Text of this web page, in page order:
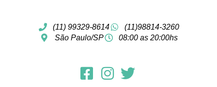
(11) 99329-8614
(11)98814-3260
São Paulo/SP
08:00 as 20:00hs